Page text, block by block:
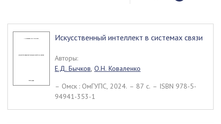
Искусственный интеллект в системах связи
Авторы:
Е.Д. Бычков, О.Н. Коваленко
– Омск : ОмГУПС, 2024. – 87 c. – ISBN 978-5-
94941-353-1